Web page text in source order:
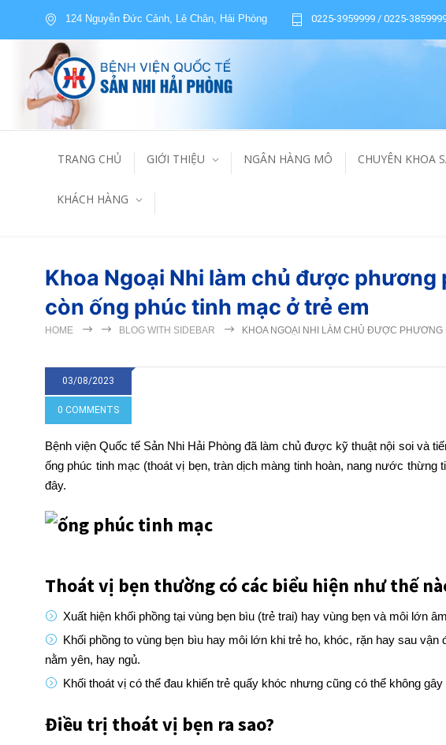
124 Nguyễn Đức Cảnh, Lê Chân, Hải Phòng 0225-3959999 / 0225-
TRANG CHỦ GIỚI THIỆU NGÂN HÀNG MÔ CHUYÊN KHOA
KHÁCH HÀNG
Khoa Ngoại Nhi làm chủ được
còn ống phúc tinh mạc ở trẻ em
HOME BLOG WITH SIDEBAR KHOA NGOẠI NHI LÀM CHỦ ĐƯỢC
03/08/2023
0 COMMENTS
Bệnh viện Quốc tế Sản Nhi Hải Phòng đã làm chủ được kỹ thuật nội soi và
ống phúc tinh mạc (thoát vị bẹn, tràn dịch màng tinh hoàn, nang nước
đây.
Thoát vị bẹn thường có các biểu hiện như thế
Xuất hiện khối phồng tại vùng bẹn bìu (trẻ trai) hay vùng bẹn và môi lớn
Khối phồng to vùng bẹn bìu hay môi lớn khi trẻ ho, khóc, rặn hay sau
nằm yên, hay ngủ.
Khối thoát vị có thể đau khiến trẻ quấy khóc nhưng cũng có thể không gây
Điều trị thoát vị bẹn ra sao?